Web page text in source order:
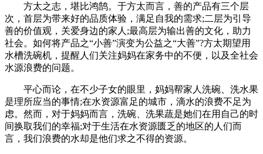
方太之志，堪比鸿鹄。于方太而言，善的产品有三个层
次，首层为带来好的品质体验，满足自我的需求;二层为引导
善的价值观，关爱身边的家人;最高层为输出善的文化，助力
社会。如何将产品之“小善”演变为公益之“大善”?方太期望用
水槽洗碗机，提醒人们关注妈妈在家务中的不便，以及全社会
水源浪费的问题。
平心而论，在不少子女的眼里，妈妈帮家人洗碗、洗水果
是理所应当的事情;在水资源富足的城市，滴水的浪费不足为
虑。然而，对于妈妈而言，洗碗、洗果蔬是她们在用自己的时
间换取我们的幸福;对于生活在水资源匮乏的地区的人们而
言，我们浪费的水却是他们求之不得的资源。